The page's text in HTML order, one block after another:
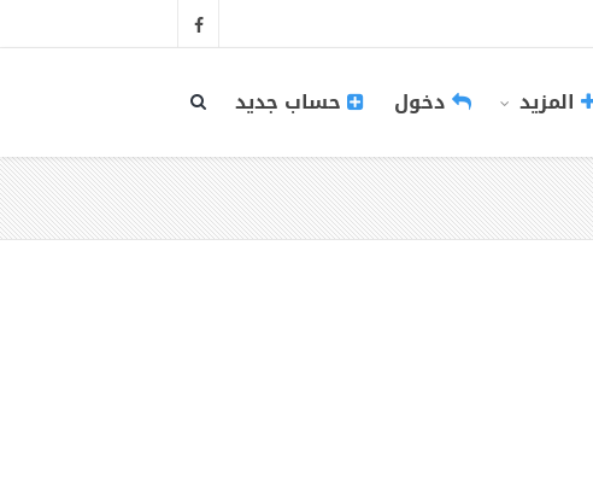
المزيد دخول حساب جديد